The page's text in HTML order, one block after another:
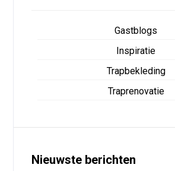
Gastblogs
Inspiratie
Trapbekleding
Traprenovatie
Nieuwste berichten